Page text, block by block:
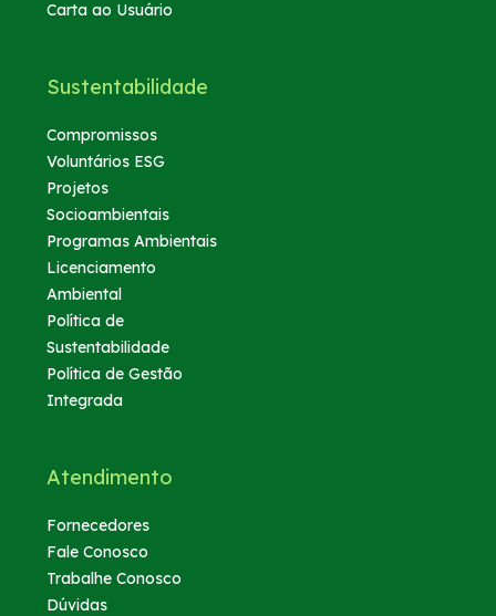
Carta ao Usuário
Sustentabilidade
Compromissos
Voluntários ESG
Projetos
Socioambientais
Programas Ambientais
Licenciamento
Ambiental
Política de
Sustentabilidade
Política de Gestão
Integrada
Atendimento
Fornecedores
Fale Conosco
Trabalhe Conosco
Dúvidas